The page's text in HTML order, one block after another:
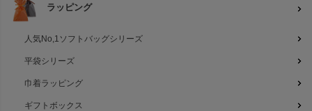
ラッピング
人気No,1ソフトバッグシリーズ
平袋シリーズ
巾着ラッピング
ギフトボックス